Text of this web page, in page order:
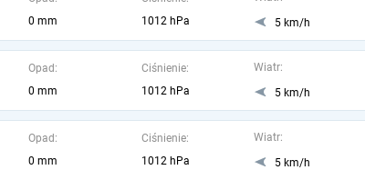
0 mm
1012 hPa
5 km/h
Opad:
0 mm
Ciśnienie:
1012 hPa
Wiatr:
5 km/h
Opad:
0 mm
Ciśnienie:
1012 hPa
Wiatr:
5 km/h